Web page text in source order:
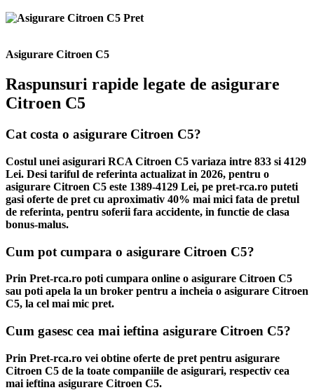
Asigurare Citroen C5
Raspunsuri rapide legate de asigurare
Citroen C5
Cat costa o asigurare Citroen C5?
Costul unei asigurari RCA Citroen C5 variaza intre 833 si 4129
Lei. Desi tariful de referinta actualizat in 2026, pentru o
asigurare Citroen C5 este 1389-4129 Lei, pe pret-rca.ro puteti
gasi oferte de pret cu aproximativ 40% mai mici fata de pretul
de referinta, pentru soferii fara accidente, in functie de clasa
bonus-malus.
Cum pot cumpara o asigurare Citroen C5?
Prin Pret-rca.ro poti cumpara online o asigurare Citroen C5
sau poti apela la un broker pentru a incheia o asigurare Citroen
C5, la cel mai mic pret.
Cum gasesc cea mai ieftina asigurare Citroen C5?
Prin Pret-rca.ro vei obtine oferte de pret pentru asigurare
Citroen C5 de la toate companiile de asigurari, respectiv cea
mai ieftina asigurare Citroen C5.